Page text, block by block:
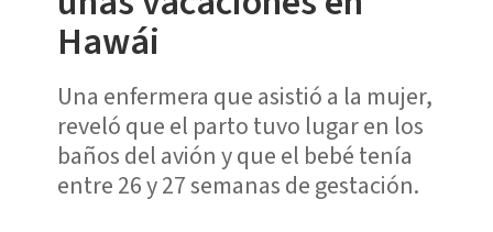
Hawái
Una enfermera que asistió a la mujer,
reveló que el parto tuvo lugar en los
baños del avión y que el bebé tenía
entre 26 y 27 semanas de gestación.